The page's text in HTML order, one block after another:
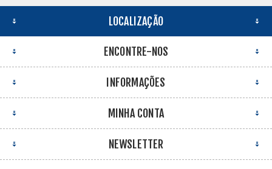
LOCALIZAÇÃO
ENCONTRE-NOS
INFORMAÇÕES
MINHA CONTA
NEWSLETTER